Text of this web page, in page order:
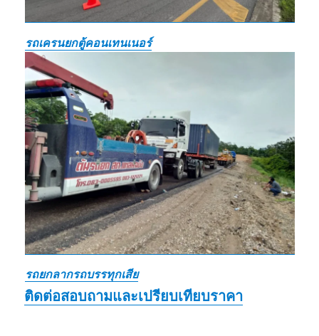
รถเครนยกตู้คอนเทนเนอร์
รถยกลากรถบรรทุกเสีย
ติดต่อสอบถามและเปรียบเทียบราคา